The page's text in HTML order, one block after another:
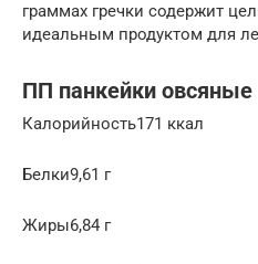
граммах гречки содержит
идеальным продуктом для
ПП панкейки овсяные
Калорийность171 ккал
Белки9,61 г
Жиры6,84 г